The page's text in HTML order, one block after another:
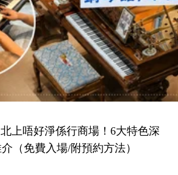
北上唔好淨係行商場！6大特色深
（免費入場/附預約方法）